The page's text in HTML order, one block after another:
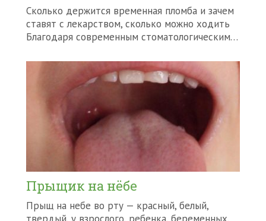
Сколько держится временная пломба и зачем
ставят с лекарством, сколько можно ходить
Благодаря современным стоматологическим…
Прыщик на нёбе
Прыщ на небе во рту — красный, белый,